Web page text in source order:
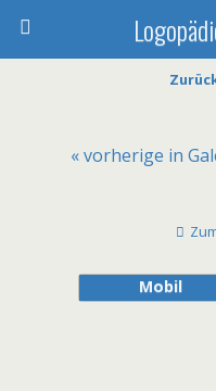
« vorherige in
Mobil